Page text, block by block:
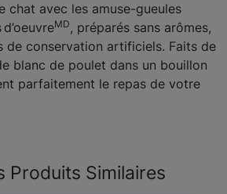
chat avec les amuse-gueules
d’oeuvreMD, préparés sans arômes,
de conservation artificiels. Faits de
blanc de poulet dans un bouillon
parfaitement le repas de votre
Produits Similaires